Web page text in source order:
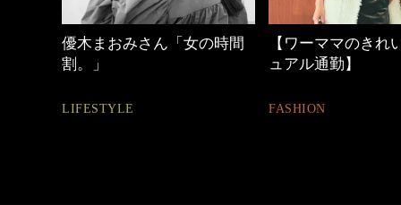
さん「女の時間
【ワーママのきれいめカジ
心地よ
とは